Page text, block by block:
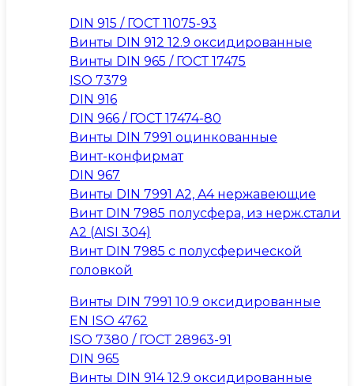
DIN 915 / ГОСТ 11075-93
Винты DIN 912 12.9 оксидированные
Винты DIN 965 / ГОСТ 17475
ISO 7379
DIN 916
DIN 966 / ГОСТ 17474-80
Винты DIN 7991 оцинкованные
Винт-конфирмат
DIN 967
Винты DIN 7991 A2, A4 нержавеющие
Винт DIN 7985 полусфера, из нерж.стали
А2 (AISI 304)
Винт DIN 7985 с полусферической
головкой
Винты DIN 7991 10.9 оксидированные
EN ISO 4762
ISO 7380 / ГОСТ 28963-91
DIN 965
Винты DIN 914 12.9 оксидированные